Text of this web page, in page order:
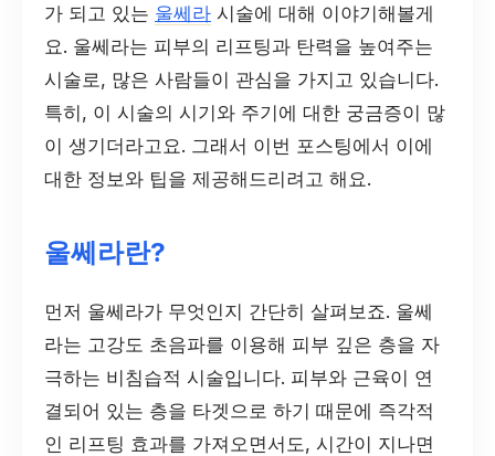
가 되고 있는 울쎄라 시술에 대해 이야기해볼게
요. 울쎄라는 피부의 리프팅과 탄력을 높여주는
시술로, 많은 사람들이 관심을 가지고 있습니다.
특히, 이 시술의 시기와 주기에 대한 궁금증이 많
이 생기더라고요. 그래서 이번 포스팅에서 이에
대한 정보와 팁을 제공해드리려고 해요.
울쎄라란?
먼저 울쎄라가 무엇인지 간단히 살펴보죠. 울쎄
라는 고강도 초음파를 이용해 피부 깊은 층을 자
극하는 비침습적 시술입니다. 피부와 근육이 연
결되어 있는 층을 타겟으로 하기 때문에 즉각적
인 리프팅 효과를 가져오면서도, 시간이 지나면